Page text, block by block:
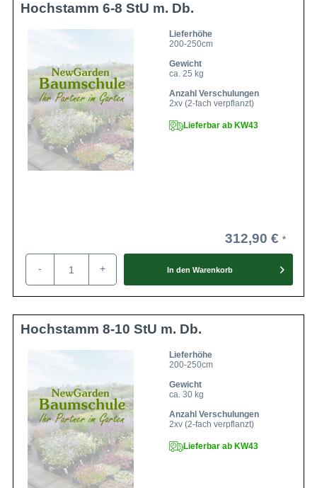
Hochstamm 6-8 StU m. Db.
Lieferhöhe
200-250cm
Gewicht
ca. 25 kg
Anzahl Verschulungen
2xv (2-fach verpflanzt)
Lieferbar ab KW43
312,90 €
- + In den Warenkorb
Hochstamm 8-10 StU m. Db.
Lieferhöhe
200-250cm
Gewicht
ca. 30 kg
Anzahl Verschulungen
2xv (2-fach verpflanzt)
Lieferbar ab KW43